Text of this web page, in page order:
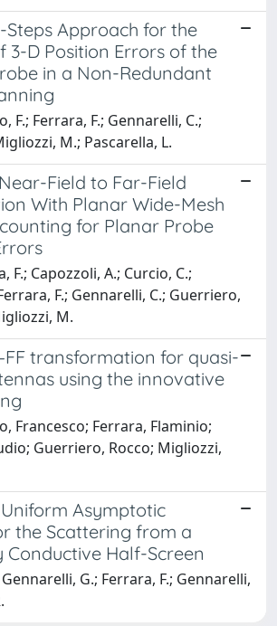
Steps Approach for the
3-D Position Errors of the
in a Non-Redundant
F.; Ferrara, F.; Gennarelli, C.;
M.; Pascarella, L.
Field to Far-Field
With Planar Wide-Mesh
for Planar Probe
F.; Capozzoli, A.; Curcio, C.;
F.; Gennarelli, C.; Guerriero,
M.
transformation for quasi-
using the innovative
Francesco; Ferrara, Flaminio;
Guerriero, Rocco; Migliozzi,
Asymptotic
the Scattering from a
Half-Screen
G.; Ferrara, F.; Gennarelli,